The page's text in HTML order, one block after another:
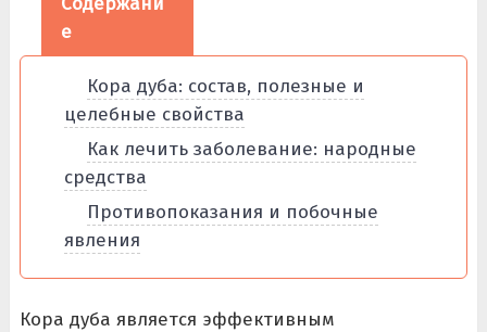
е
Кора дуба: состав, полезные и
целебные свойства
Как лечить заболевание: народные
средства
Противопоказания и побочные
явления
Кора дуба является эффективным